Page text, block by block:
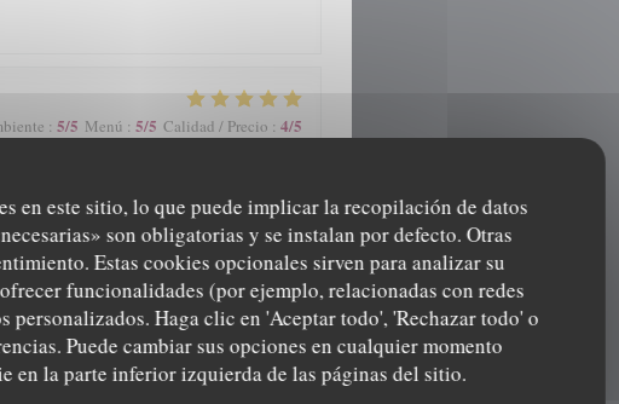
en este sitio, lo que puede implicar la recopilación de datos
son obligatorias y se instalan por defecto. Otras
Estas cookies opcionales sirven para analizar su
funcionalidades (por ejemplo, relacionadas con redes
Haga clic en 'Aceptar todo', 'Rechazar todo' o
Puede cambiar sus opciones en cualquier momento
en la parte inferior izquierda de las páginas del sitio.
: 5/5 Menú : 5/5 Calidad / Precio : 4/5
:5 /5 Menú:5/5 Calidad / Precio:5/5
de fruits de mer servis par un